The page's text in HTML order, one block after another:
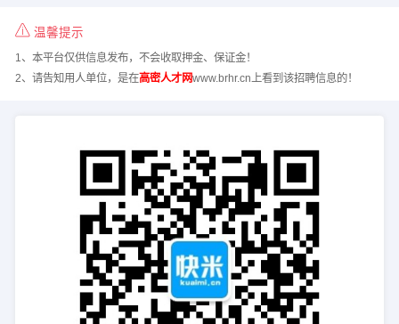
温馨提示
1、本平台仅供信息发布，不会收取押金、保证金！
2、请告知用人单位，是在高密人才网www.brhr.cn上看到该招聘信息的！